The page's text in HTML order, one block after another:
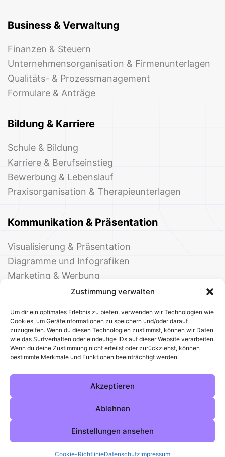
Zustimmung verwalten
Um dir ein optimales Erlebnis zu bieten, verwenden wir Technologien wie
Cookies, um Geräteinformationen zu speichern und/oder darauf
zuzugreifen. Wenn du diesen Technologien zustimmst, können wir Daten
wie das Surfverhalten oder eindeutige IDs auf dieser Website verarbeiten.
Wenn du deine Zustimmung nicht erteilst oder zurückziehst, können
bestimmte Merkmale und Funktionen beeinträchtigt werden.
Akzeptieren
Ablehnen
Einstellungen ansehen
Cookie-RichtlinieDatenschutzImpressum
Business & Verwaltung
Finanzen & Steuern
Unternehmensorganisation & Firmenunterlagen
Qualitäts- & Prozessmanagement
Formulare & Anträge
Bildung & Karriere
Schule & Bildung
Karriere & Berufseinstieg
Bewerbung & Lebenslauf
Praxisorganisation & Therapieunterlagen
Kommunikation & Präsentation
Visualisierung & Präsentation
Diagramme und Infografiken
Marketing & Werbung
Events & Einladungen
© 2025 Deine Welt der Office-Vorlagen
Alle VorlagenÜber unsKontakt
DatenschutzCookies